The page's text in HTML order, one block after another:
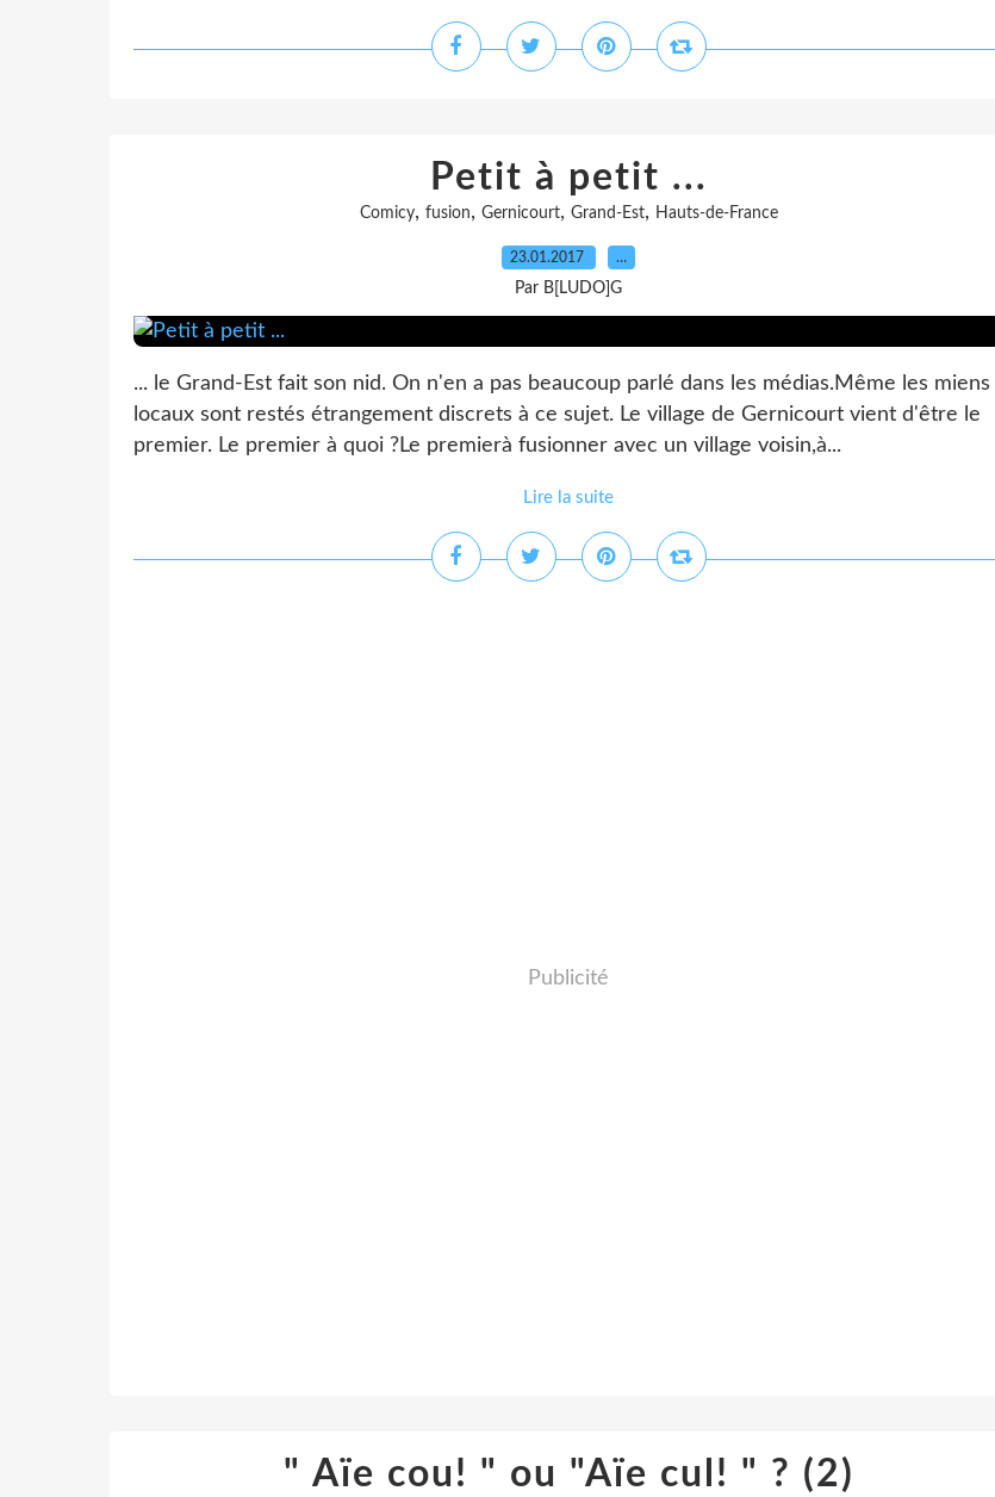
Petit à petit ...
Comicy, fusion, Gernicourt, Grand-Est, Hauts-de-France
23.01.2017 …
Par B[LUDO]G
... le Grand-Est fait son nid. On n'en a pas beaucoup parlé dans les médias.Même les miens
locaux sont restés étrangement discrets à ce sujet. Le village de Gernicourt vient d'être le
premier. Le premier à quoi ?Le premierà fusionner avec un village voisin,à...
Lire la suite
Publicité
" Aïe cou! " ou "Aïe cul! " ? (2)